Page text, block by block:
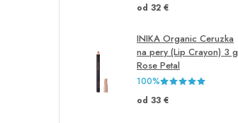
od 32 €
INIKA Organic Ceruzka
na pery (Lip Crayon) 3 g
Rose Petal
100%
od 33 €